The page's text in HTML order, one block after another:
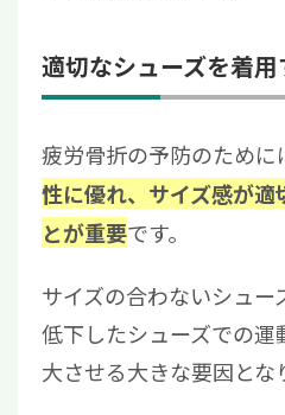
適切なシューズを着用
疲労骨折の予防のために
性に優れ、サイズ感が適
とが重要です。
サイズの合わないシュ
低下したシューズでの
大させる大きな要因とな